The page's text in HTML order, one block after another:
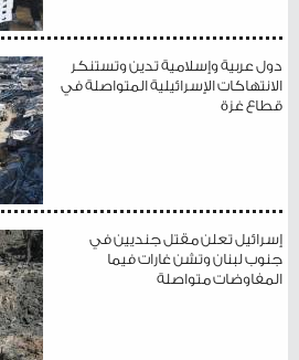
دول عربية وإسلامية تدين وتستنكر
الانتهاكات الإسرائيلية المتواصلة في
قطاع غزة
إسرائيل تعلن مقتل جنديين في
جنوب لبنان وتشن غارات فيما
المفاوضات متواصلة